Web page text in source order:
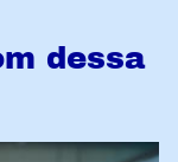
dessa